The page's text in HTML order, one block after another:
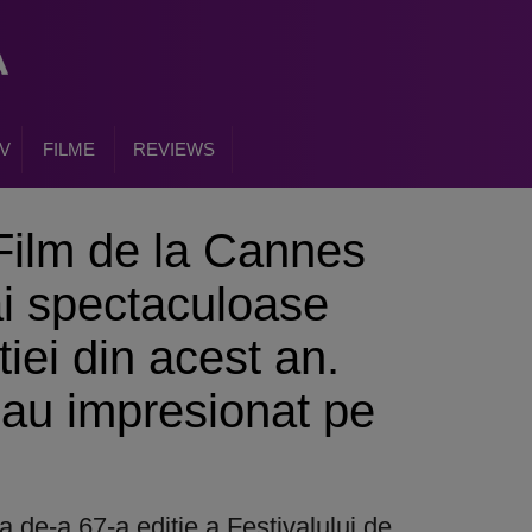
FILME REVIEWS
de la Cannes
spectaculoase
din acest an.
impresionat pe